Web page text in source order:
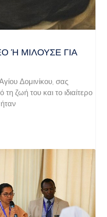
ΜΙΛΟΎΣΕ ΓΙΑ ΤΟ
Δομινίκου, σας
ζωή του και το ιδιαίτερο